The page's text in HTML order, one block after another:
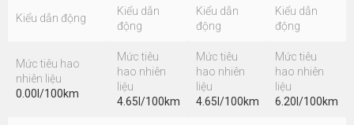
Kiểu dẫn động
Kiểu dẫn
động
Kiểu dẫn
động
Kiểu dẫn
động
Mức tiêu hao
nhiên liệu
0.00l/100km
Mức tiêu
hao nhiên
liệu
4.65l/100km
Mức tiêu
hao nhiên
liệu
4.65l/100km
Mức tiêu
hao nhiên
liệu
6.20l/100km